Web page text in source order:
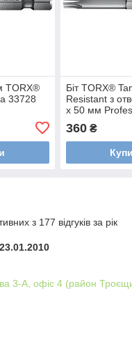
TORX®
33728
Біт TORX®
Resistant з
х 50 мм
360₴
з 177 відгуків за рік
3-А, офіс 4 (район